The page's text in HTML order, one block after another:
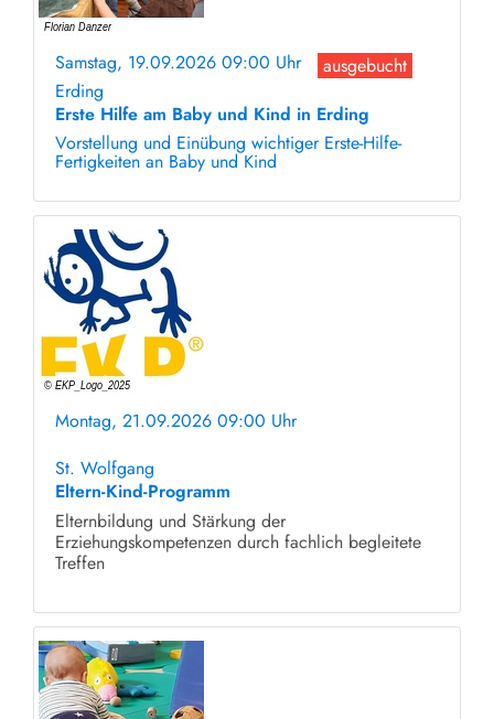
Samstag, 19.09.2026 09:00 Uhr
ausgebucht
Erding
Erste Hilfe am Baby und Kind in Erding
Vorstellung und Einübung wichtiger Erste-Hilfe-
Fertigkeiten an Baby und Kind
Montag, 21.09.2026 09:00 Uhr
St. Wolfgang
Eltern-Kind-Programm
Elternbildung und Stärkung der
Erziehungskompetenzen durch fachlich begleitete
Treffen